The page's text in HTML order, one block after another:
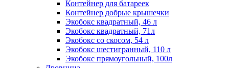
Контейнер для батареек
Контейнер добрые крышечки
Экобокс квадратный, 46 л
Экобокс квадратный, 71л
Экобокс со скосом, 54 л
Экобокс шестигранный, 110 л
Экобокс прямоугольный, 100л